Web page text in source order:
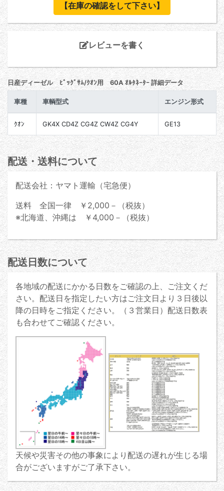
【在庫の確認をして下さい】
レビューを書く
日産ディーゼル ﾋﾞｯｸﾞｻﾑ/ｸｵﾝ用 60A ｵﾙﾀﾈｰﾀｰ 詳細データ
車種 車輌型式 エンジン形式
ｸｵﾝ GK4X CD4Z CG4Z CW4Z CG4Y GE13
配送・送料について
配送会社：ヤマト運輸（宅急便）
送料 全国一律 ￥2,000－（税抜）
※北海道、沖縄は ￥4,000－（税抜）
配送日数について
各地域の配送にかかる日数をご確認の上、ご注文くだ
さい。配送日を指定したい方はご注文日より３日後以
降の日時をご指定ください。（３営業日）配送日数表
も合わせてご確認ください。
天候や災害その他の事象により配送の遅れが生じる場
合がございますがご了承下さい。